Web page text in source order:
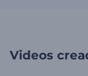
Videos